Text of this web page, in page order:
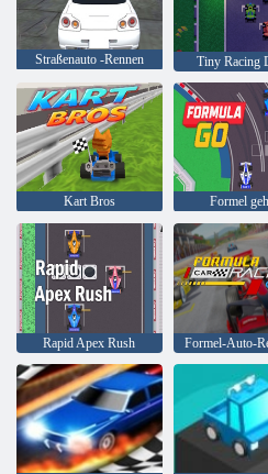
Straßenauto -Rennen Tiny Racing
Kart Bros Formel
Rapid Apex Rush